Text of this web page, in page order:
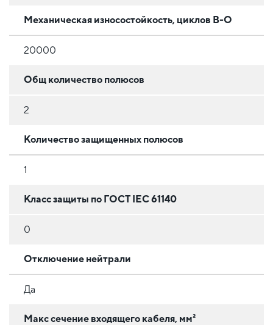
Механическая износостойкость, циклов В-О
20000
Общ количество полюсов
2
Количество защищенных полюсов
1
Класс защиты по ГОСТ IEC 61140
0
Отключение нейтрали
Да
Макс сечение входящего кабеля, мм²